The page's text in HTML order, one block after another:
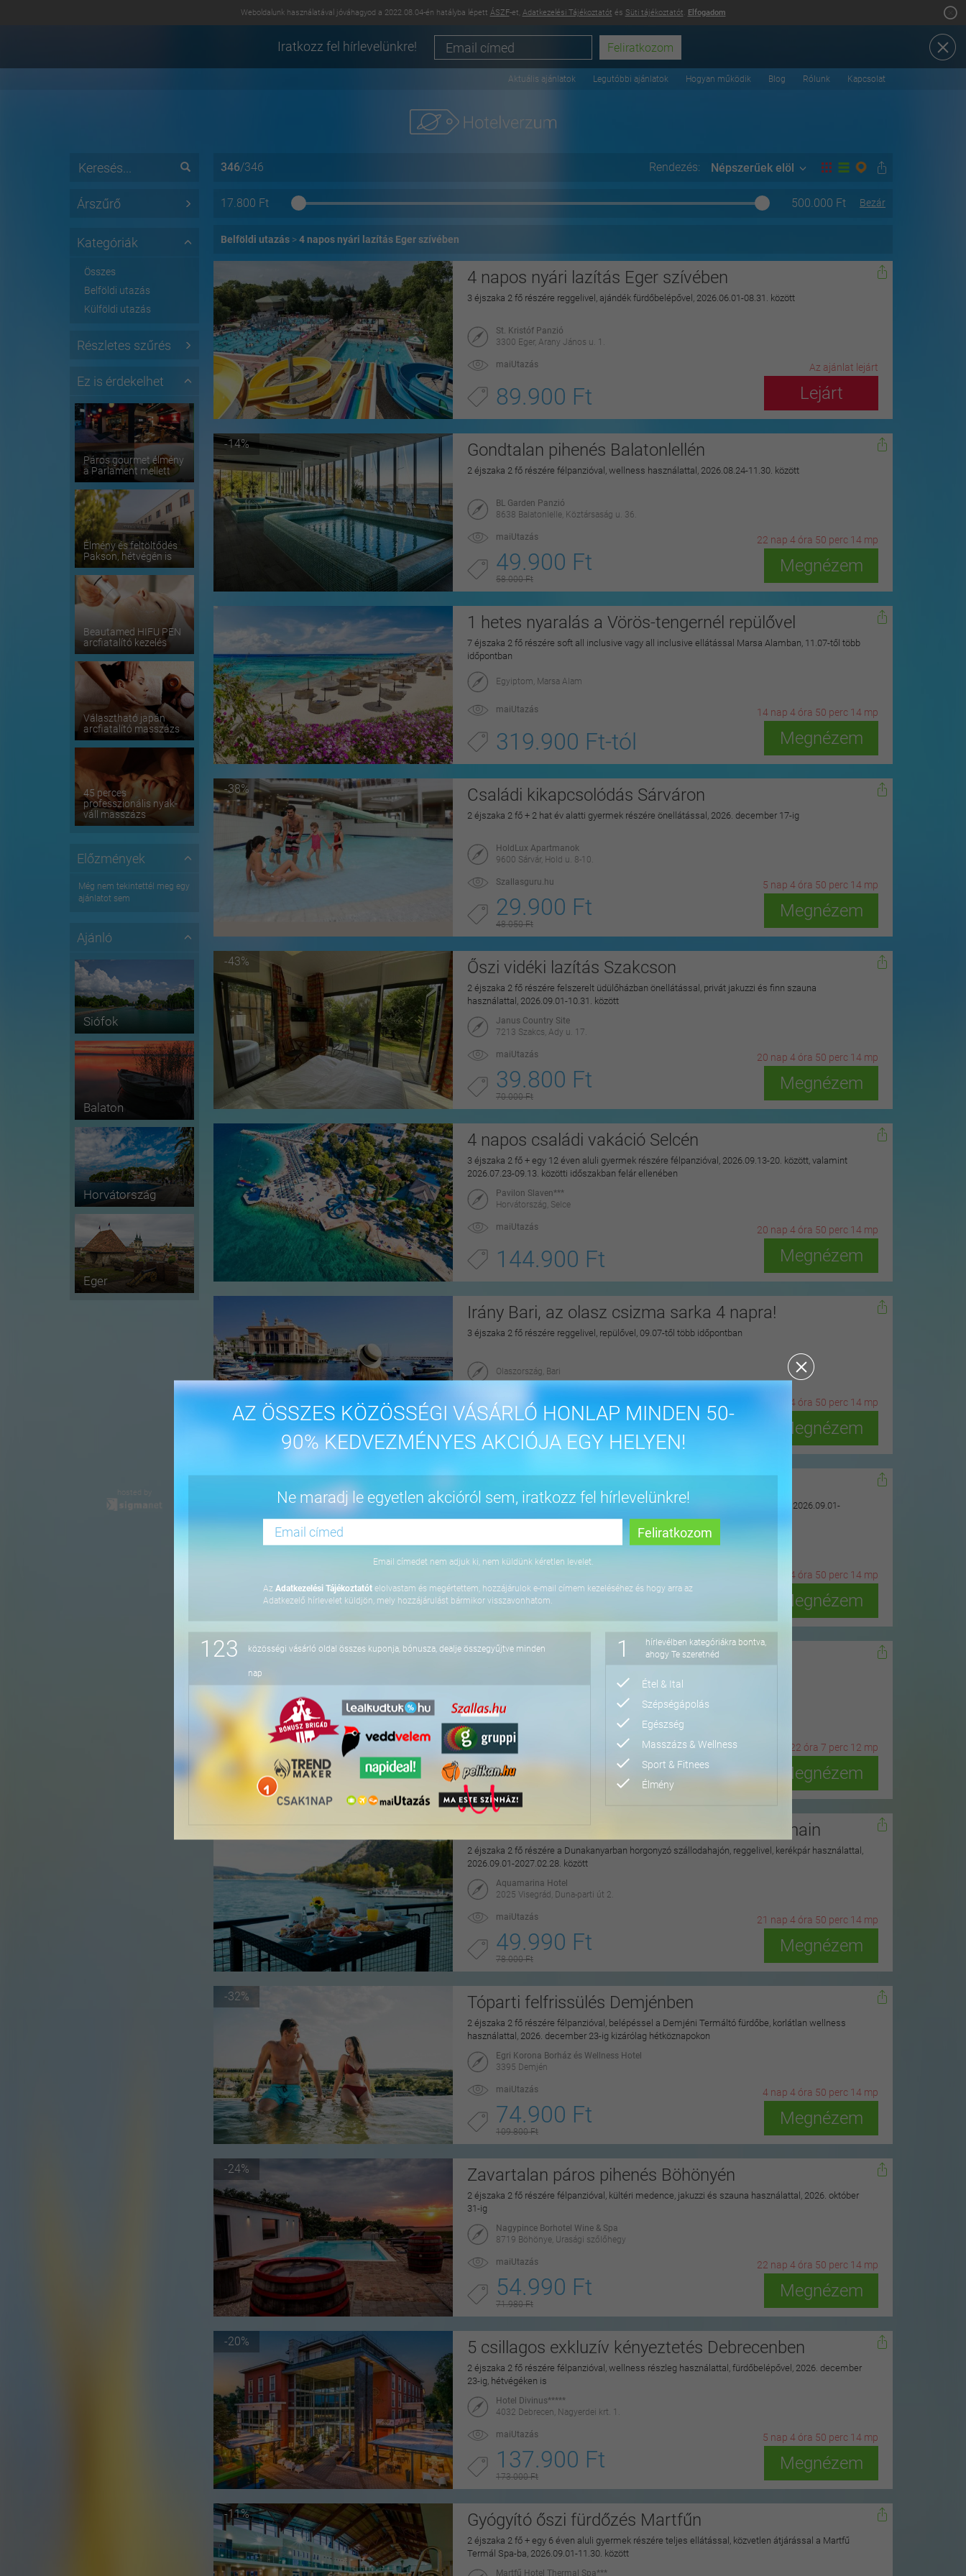
Weboldalunk használatával jóváhagyod a 2022.08.04-én hatályba lépett ÁSZF-et, Adatkezelési Tájékoztatót és Süti tájékoztatót. Elfogadom
Iratkozz fel hírlevelünkre!
AZ ÖSSZES KÖZÖSSÉGI VÁSÁRLÓ HONLAP MINDEN 50-
90% KEDVEZMÉNYES AKCIÓJA EGY HELYEN!
Ne maradj le egyetlen akcióról sem, iratkozz fel hírlevelünkre!
Email címedet nem adjuk ki, nem küldünk kéretlen levelet.
Az Adatkezelési Tájékoztatót elolvastam és megértettem, hozzájárulok e-mail címem kezeléséhez és hogy arra az
Adatkezelő hírlevelet küldjön, mely hozzájárulást bármikor visszavonhatom.
123 közösségi vásárló oldal összes kuponja, bónusza, dealje összegyűjtve minden
nap
1
hírlevélben kategóriákra bontva,
ahogy Te szeretnéd
Étel & Ital
Szépségápolás
Egészség
Masszázs & Wellness
Sport & Fitnees
Élmény
Aktuális ajánlatok Legutóbbi ajánlatok Hogyan működik Blog Rólunk Kapcsolat
Árszűrő
Kategóriák
Összes
Belföldi utazás
Külföldi utazás
Részletes szűrés
Ez is érdekelhet
Páros gourmet élmény
a Parlament mellett
Élmény és feltöltődés
Pakson, hétvégén is
Beautamed HIFU PEN
arcfiatalító kezelés
Választható japán
arcfiatalító masszázs
45 perces
professzionális nyak-
váll masszázs
Előzmények
Még nem tekintettél meg egy
ajánlatot sem
Ajánló
Siófok
Balaton
Horvátország
Eger
hosted by
346/346 Rendezés: Népszerűek elöl
17.800 Ft Bezár
500.000 Ft
Belföldi utazás 4 napos nyári lazítás Eger szívében
4 napos nyári lazítás Eger szívében
3 éjszaka 2 fő részére reggelivel, ajándék fürdőbelépővel, 2026.06.01-08.31. között
St. Kristóf Panzió
3300 Eger, Arany János u. 1.
maiUtazás Az ajánlat lejárt
89.900 Ft Lejárt
-14% Gondtalan pihenés Balatonlellén
2 éjszaka 2 fő részére félpanzióval, wellness használattal, 2026.08.24-11.30. között
BL Garden Panzió
8638 Balatonlelle, Köztársaság u. 36.
maiUtazás 22 nap 4 óra 50 perc 12 mp
49.900 Ft
58.000 Ft
Megnézem
1 hetes nyaralás a Vörös-tengernél repülővel
7 éjszaka 2 fő részére soft all inclusive vagy all inclusive ellátással Marsa Alamban, 11.07-től több
időpontban
Egyiptom, Marsa Alam
maiUtazás 14 nap 4 óra 50 perc 12 mp
319.900 Ft-tól Megnézem
-38% Családi kikapcsolódás Sárváron
2 éjszaka 2 fő + 2 hat év alatti gyermek részére önellátással, 2026. december 17-ig
HoldLux Apartmanok
9600 Sárvár, Hold u. 8-10.
Szallasguru.hu 5 nap 4 óra 50 perc 12 mp
29.900 Ft
48.050 Ft
Megnézem
-43% Őszi vidéki lazítás Szakcson
2 éjszaka 2 fő részére felszerelt üdülőházban önellátással, privát jakuzzi és finn szauna
használattal, 2026.09.01-10.31. között
Janus Country Site
7213 Szakcs, Ady u. 17.
maiUtazás 20 nap 4 óra 50 perc 12 mp
39.800 Ft
70.000 Ft
Megnézem
4 napos családi vakáció Selcén
3 éjszaka 2 fő + egy 12 éven aluli gyermek részére félpanzióval, 2026.09.13-20. között, valamint
2026.07.23-09.13. közötti időszakban felár ellenében
Pavilon Slaven***
Horvátország, Selce
maiUtazás 20 nap 4 óra 50 perc 12 mp
144.900 Ft Megnézem
Irány Bari, az olasz csizma sarka 4 napra!
3 éjszaka 2 fő részére reggelivel, repülővel, 09.07-től több időpontban
Olaszország, Bari
4 óra 50 perc 12 mp
175.900 Ft-tól Megnézem
-41%
2 éjszaka 2 fő részére félpanzióval, az Aquarius Élményfürdő szomszédságában, 2026.09.01-
2027.04.30. között
4 óra 50 perc 12 mp
69.900 Ft Megnézem
-16% 4 napos lazítás Bükfürdőn
3 éjszaka 2 fő részére önellátással, 2027. július 15-ig
Apartman Hotel Bükfürdő***
9740 Bük, Termál krt. 41/A
orango 22 óra 7 perc 10 mp
64.800 Ft Megnézem
Hangulatos pihenés a visegrádi Duna hullámain
2 éjszaka 2 fő részére a Dunakanyarban horgonyzó szállodahajón, reggelivel, kerékpár használattal,
2026.09.01-2027.02.28. között
Aquamarina Hotel
2025 Visegrád, Duna-parti út 2.
maiUtazás 21 nap 4 óra 50 perc 12 mp
49.990 Ft
78.000 Ft
Megnézem
-32% Tóparti felfrissülés Demjénben
2 éjszaka 2 fő részére félpanzióval, belépéssel a Demjéni Termáltó fürdőbe, korlátlan wellness
használattal, 2026. december 23-ig kizárólag hétköznapokon
Egri Korona Borház és Wellness Hotel
3395 Demjén
maiUtazás 4 nap 4 óra 50 perc 12 mp
74.900 Ft
109.800 Ft
Megnézem
-24% Zavartalan páros pihenés Böhönyén
2 éjszaka 2 fő részére félpanzióval, kültéri medence, jakuzzi és szauna használattal, 2026. október
31-ig
Nagypince Borhotel Wine & Spa
8719 Böhönye, Urasági szőlőhegy
maiUtazás 22 nap 4 óra 50 perc 12 mp
54.990 Ft
71.980 Ft
Megnézem
-20% 5 csillagos exkluzív kényeztetés Debrecenben
2 éjszaka 2 fő részére félpanzióval, wellness részleg használattal, fürdőbelépővel, 2026. december
23-ig, hétvégéken is
Hotel Divinus*****
4032 Debrecen, Nagyerdei krt. 1.
maiUtazás 5 nap 4 óra 50 perc 12 mp
137.900 Ft
173.000 Ft
Megnézem
-11% Gyógyító őszi fürdőzés Martfűn
2 éjszaka 2 fő + egy 6 éven aluli gyermek részére teljes ellátással, közvetlen átjárással a Martfű
Termál Spa-ba, 2026.09.01-11.30. között
Martfű Hotel Thermal Spa***